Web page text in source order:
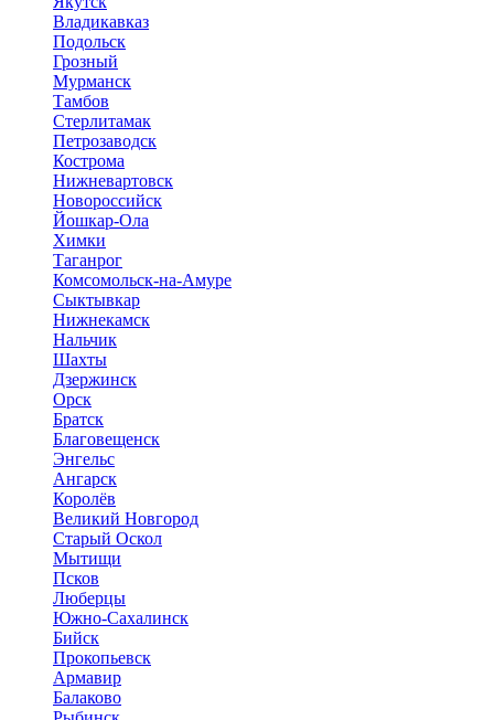
Владикавказ
Подольск
Грозный
Мурманск
Тамбов
Стерлитамак
Петрозаводск
Кострома
Нижневартовск
Новороссийск
Йошкар-Ола
Химки
Таганрог
Комсомольск-на-Амуре
Сыктывкар
Нижнекамск
Нальчик
Шахты
Дзержинск
Орск
Братск
Благовещенск
Энгельс
Ангарск
Королёв
Великий Новгород
Старый Оскол
Мытищи
Псков
Люберцы
Южно-Сахалинск
Бийск
Прокопьевск
Армавир
Балаково